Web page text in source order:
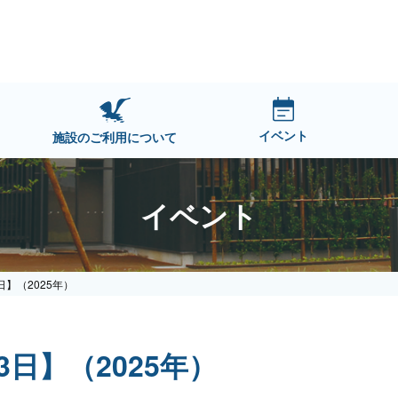
施設のご利用について イベント
イベント
（2025年）
】（2025年）